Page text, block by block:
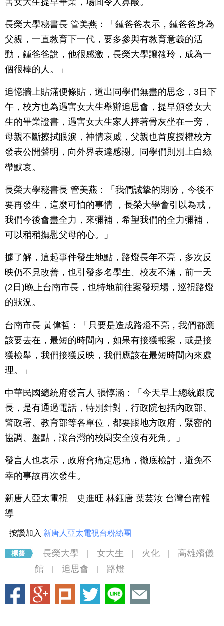
長榮大學秘書長 管美燕：「鍾爸爸表示，鍾爸爸身為
父親，一直教育下一代，要多參與有教育意義的活
動，鍾爸爸說，他很感激，長榮大學讓筱玲，成為一
個很棒的人。」
追憶牆上貼滿便條貼，道出同學們無盡的思念，3日下
午，校方也為遇害女大生舉辦追思會，提早頒發女大
生的畢業證書，遇害女大生家人捧著骨灰坐在一旁，
母親不斷擦拭眼淚，神情哀戚，父親也首度授權校方
發表公開聲明，向外界表達感謝。同學們則別上白絲
帶默哀。
長榮大學秘書長 管美燕：「我們誠摯的期盼，今後不
要再發生，這麼可怕的事情 ，長榮大學會引以為戒，
我們今後會盡全力，來彌補，希望我們的全力彌補，
可以稍稍撫慰父母的心。」
據了解，這起事件發生地點，路燈長年不亮，多次反
映仍不見改善，也引發多名學生、校友不滿，前一天
(2日)晚上台南市長，也特地前往案發現場，巡視路燈
的狀況。
台南市長 黃偉哲：「只要是造成路燈不亮，我們都應
該要去在，最短的時間內，如果有接獲報案，或是接
獲檢舉，我們接獲反映，我們應該在最短時間內來處
理。」
中華民國總統府發言人 張惇涵：「今天早上總統跟院
長，是有通過電話，特別針對，行政院包括內政部、
警政署、教育部等各單位，都要跟地方政府，緊密的
協調、盤點，讓台灣的校園安全沒有死角。」
發言人也表示，政府會痛定思痛，徹底檢討，避免不
幸的事故再次發生。
新唐人亞太電視 史進旺 林鈺唐 葉芸汝 台灣台南報
導
按讚加入 新唐人亞太電視台粉絲團
長榮大學 女大生 火化
高雄殯儀
館
追思會 路燈